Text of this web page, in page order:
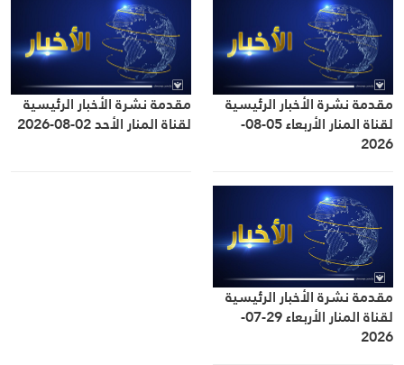
مقدمة نشرة الأخبار الرئيسية
لقناة المنار الأربعاء 05-08-
2026
مقدمة نشرة الأخبار الرئيسية
لقناة المنار الأحد 02-08-2026
مقدمة نشرة الأخبار الرئيسية
لقناة المنار الأربعاء 29-07-
2026